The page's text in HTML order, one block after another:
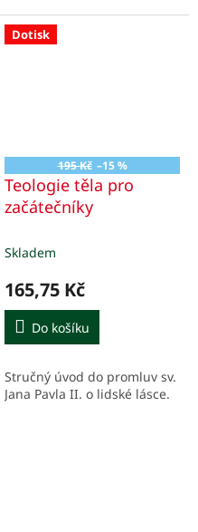
Dotisk
195 Kč –15 %
Teologie těla pro
začátečníky
Skladem
165,75 Kč
Do košíku
Stručný úvod do promluv sv.
Jana Pavla II. o lidské lásce.